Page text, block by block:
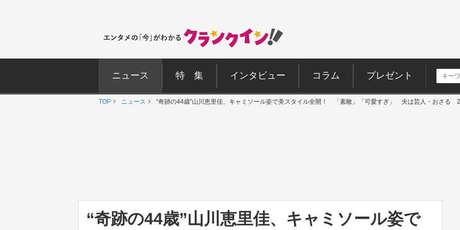
ニュース 特 集 インタビュー コラム プレゼント
TOP ニュース “奇跡の44歳”山川恵里佳、キャミソール姿で美スタイル全開！ 「素敵」「可愛すぎ」 夫は芸人・おさる
“奇跡の44歳”山川恵里佳、キャミソール姿で